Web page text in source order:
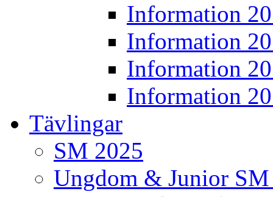
Information
Information
Information
Information
Tävlingar
SM 2025
Ungdom & Junior